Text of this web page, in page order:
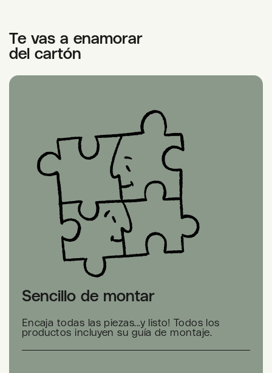
Te vas a enamorar
del cartón
Sencillo de montar
Encaja todas las piezas...y listo! Todos los
productos incluyen su guía de montaje.